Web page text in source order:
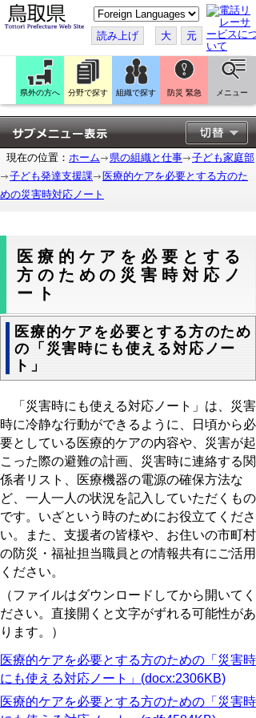
こ
の
ペ
ー
ジ
翻
訳
す
る
読み上げ 大 元
県外の方へ 分野で探す 組織で探す 防災 緊急 メニュー
現在の位置： ホーム 県の組織と仕事
子ども家庭部
子ども発達支援課
医療的ケアを必要とする方のた
めの災害時対応ノート
医療的ケアを必要とする
方のための災害時対応ノ
ート
医療的ケアを必要とする方のため
の「災害時にも使える対応ノー
ト」
「災害時にも使える対応ノート」は、災害
時に冷静な行動ができるように、日頃から必
要としている医療的ケアの内容や、災害が起
こった際の避難の計画、災害時に連絡する関
係者リスト、医療機器の電源の確保方法な
ど、一人一人の状況を記入していただくもの
です。 いざという時のためにお役立てくださ
い。また、 支援者の皆様や、お住いの市町村
の防災・福祉担当職員との情報共有にご活用
ください。
（ファイルはダウンロードしてから開いてく
ださい。直接開くと文字がずれる可能性があ
ります。）
医療的ケアを必要とする方のための「災害時
にも使える対応ノート」(docx:2306KB)
医療的ケアを必要とする方のための「災害時